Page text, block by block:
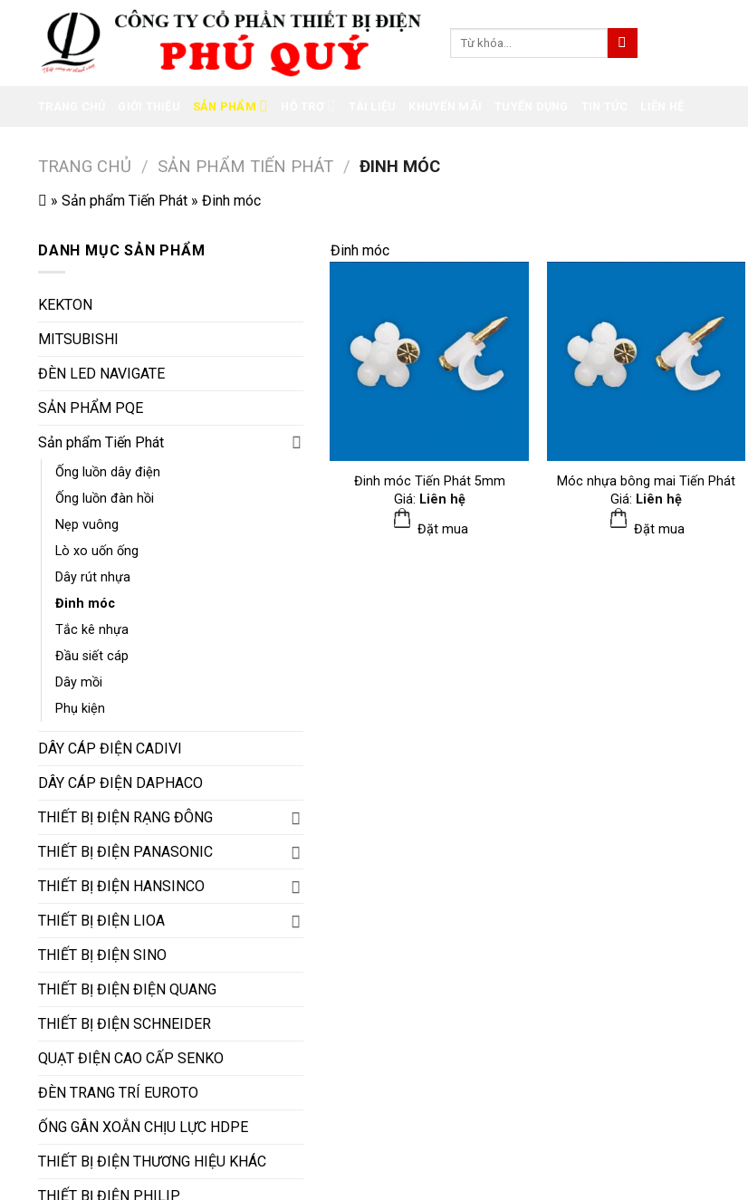
Tìm
SẢN PHẨM
TRANG CHỦ / SẢN PHẨM TIẾN PHÁT / ĐINH MÓC
» Sản phẩm Tiến Phát » Đinh móc
DANH MỤC SẢN PHẨM
KEKTON
MITSUBISHI
ĐÈN LED NAVIGATE
SẢN PHẨM PQE
Sản phẩm Tiến Phát
Ống luồn dây điện
Ống luồn đàn hồi
Nẹp vuông
Lò xo uốn ống
Dây rút nhựa
Đinh móc
Tắc kê nhựa
Đầu siết cáp
Dây mồi
Phụ kiện
DÂY CÁP ĐIỆN CADIVI
DÂY CÁP ĐIỆN DAPHACO
THIẾT BỊ ĐIỆN RẠNG ĐÔNG
THIẾT BỊ ĐIỆN PANASONIC
THIẾT BỊ ĐIỆN HANSINCO
THIẾT BỊ ĐIỆN LIOA
THIẾT BỊ ĐIỆN SINO
THIẾT BỊ ĐIỆN ĐIỆN QUANG
THIẾT BỊ ĐIỆN SCHNEIDER
QUẠT ĐIỆN CAO CẤP SENKO
ĐÈN TRANG TRÍ EUROTO
ỐNG GÂN XOẮN CHỊU LỰC HDPE
THIẾT BỊ ĐIỆN THƯƠNG HIỆU KHÁC
THIẾT BỊ ĐIỆN PHILIP
Đinh móc
Đinh móc Tiến Phát 5mm
Giá: Liên hệ
Đặt mua
Móc nhựa bông mai Tiến Phát
Giá: Liên hệ
Đặt mua